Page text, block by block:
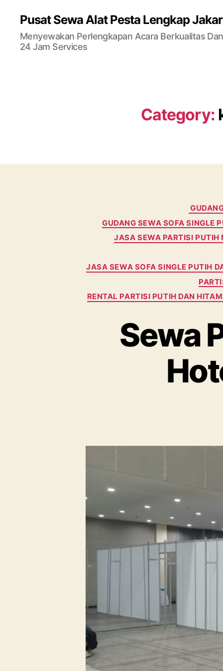
Pusat Sewa Alat Pesta Lengkap
Menyewakan Perlengkapan Acara Berkualitas
24 Jam Services
Category:
GUDANG SEWA SOFA SINGLE
JASA SEWA PARTISI PUTIH
JASA SEWA SOFA SINGLE PUTIH
RENTAL PARTISI PUTIH DAN
Sewa